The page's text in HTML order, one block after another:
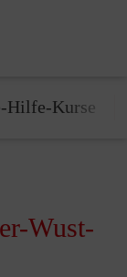
Hilfe-Kurse
Wust-